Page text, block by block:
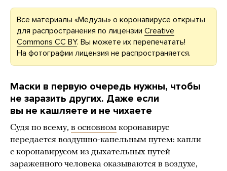
Все материалы «Медузы» о коронавирусе открыты
для распространения по лицензии Creative
Commons CC BY. Вы можете их перепечатать!
На фотографии лицензия не распространяется.
Маски в первую очередь нужны, чтобы
не заразить других. Даже если
вы не кашляете и не чихаете
Судя по всему, в основном коронавирус
передается воздушно-капельным путем: капли
с коронавирусом из дыхательных путей
зараженного человека оказываются в воздухе,